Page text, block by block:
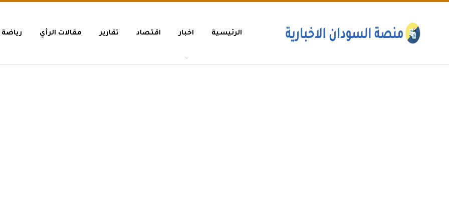
الرئيسية اخبار اقتصاد تقارير مقالات الرأي رياضة